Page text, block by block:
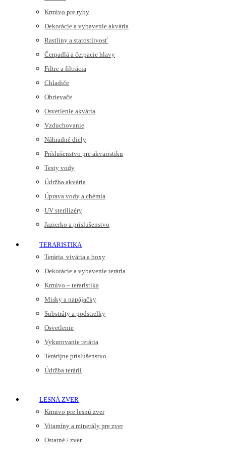
Krmivo pre ryby
Dekorácie a vybavenie akvária
Rastliny a starostlivosť
Čerpadlá a čerpacie hlavy
Filtre a filtrácia
Chladiče
Ohrievače
Osvetlenie akvária
Vzduchovanie
Náhradné diely
Príslušenstvo pre akvaristiku
Testy vody
Údržba akvária
Úprava vody a chémia
UV sterilizéry
Jazierko a príslušenstvo
TERARISTIKA
Terária, vivária a boxy
Dekorácie a vybavenie terária
Krmivo – teraristika
Misky a napájačky
Substráty a podstielky
Osvetlenie
Vykurovanie terária
Terárijne príslušenstvo
Údržba terárií
LESNÁ ZVER
Krmivo pre lesnú zver
Vitamíny a minerály pre zver
Ostatné / zver